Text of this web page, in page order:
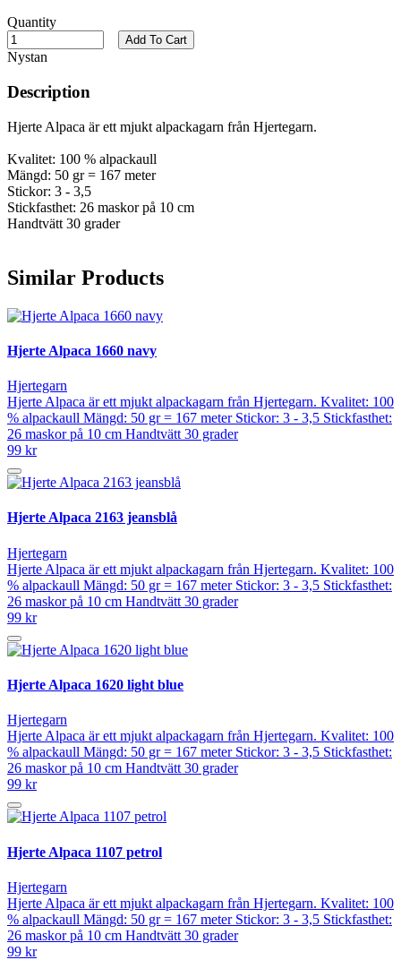
Quantity
Nystan
Add To Cart
Description
Hjerte Alpaca är ett mjukt alpackagarn från Hjertegarn.
Kvalitet: 100 % alpackaull
Mängd: 50 gr = 167 meter
Stickor: 3 - 3,5
Stickfasthet: 26 maskor på 10 cm
Handtvätt 30 grader
Similar Products
Hjerte Alpaca 1660 navy
Hjertegarn
Hjerte Alpaca är ett mjukt alpackagarn från Hjertegarn. Kvalitet: 100
% alpackaull Mängd: 50 gr = 167 meter Stickor: 3 - 3,5 Stickfasthet:
26 maskor på 10 cm Handtvätt 30 grader
99 kr
Hjerte Alpaca 2163 jeansblå
Hjertegarn
Hjerte Alpaca är ett mjukt alpackagarn från Hjertegarn. Kvalitet: 100
% alpackaull Mängd: 50 gr = 167 meter Stickor: 3 - 3,5 Stickfasthet:
26 maskor på 10 cm Handtvätt 30 grader
99 kr
Hjerte Alpaca 1620 light blue
Hjertegarn
Hjerte Alpaca är ett mjukt alpackagarn från Hjertegarn. Kvalitet: 100
% alpackaull Mängd: 50 gr = 167 meter Stickor: 3 - 3,5 Stickfasthet:
26 maskor på 10 cm Handtvätt 30 grader
99 kr
Hjerte Alpaca 1107 petrol
Hjertegarn
Hjerte Alpaca är ett mjukt alpackagarn från Hjertegarn. Kvalitet: 100
% alpackaull Mängd: 50 gr = 167 meter Stickor: 3 - 3,5 Stickfasthet:
26 maskor på 10 cm Handtvätt 30 grader
99 kr